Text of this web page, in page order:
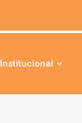
Institucional